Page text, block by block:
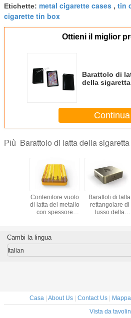
Etichette: metal cigarette cases , tin
cigarette tin box
Ottieni il miglior
Barattolo di
della
Continua
Più Barattolo di latta della sigaretta
con il
Contenitore vuoto
di latta del metallo
con spessore
0.23mm latta/del
coperchio a
Barattoli di latta
rettangolare di
lusso della
Cambi la lingua
Italian
Casa About Us Contact Us
Vista da